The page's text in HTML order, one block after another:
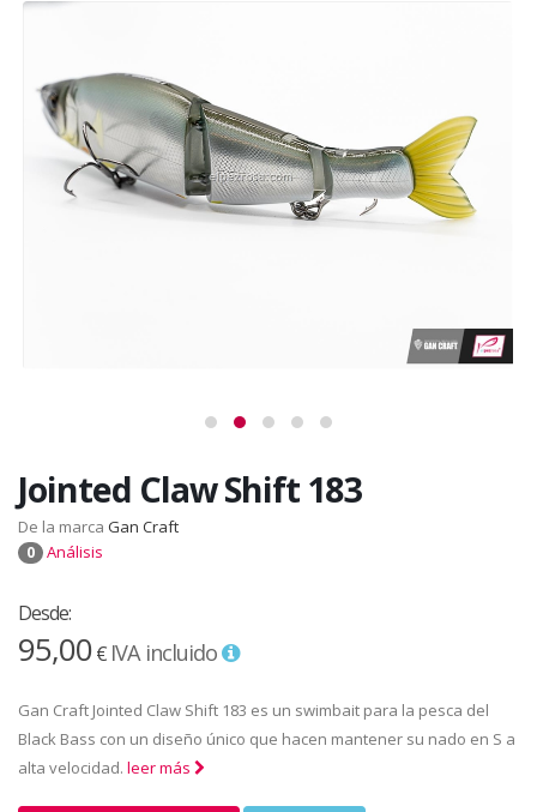
Jointed Claw Shift 183
De la marca Gan Craft
0 Análisis
Desde:
95,00€ IVA incluido
Gan Craft Jointed Claw Shift 183 es un swimbait para la pesca del
Black Bass con un diseño único que hacen mantener su nado en S a
alta velocidad. leer más